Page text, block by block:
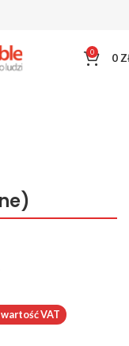
0 0
VAT